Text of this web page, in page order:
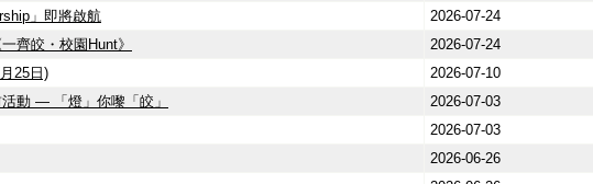
」即將啟航
2026-07-24
齊皎・校園Hunt》
2026-07-24
25日)
2026-07-10
動 — 「燈」你嚟「皎」
2026-07-03
2026-07-03
2026-06-26